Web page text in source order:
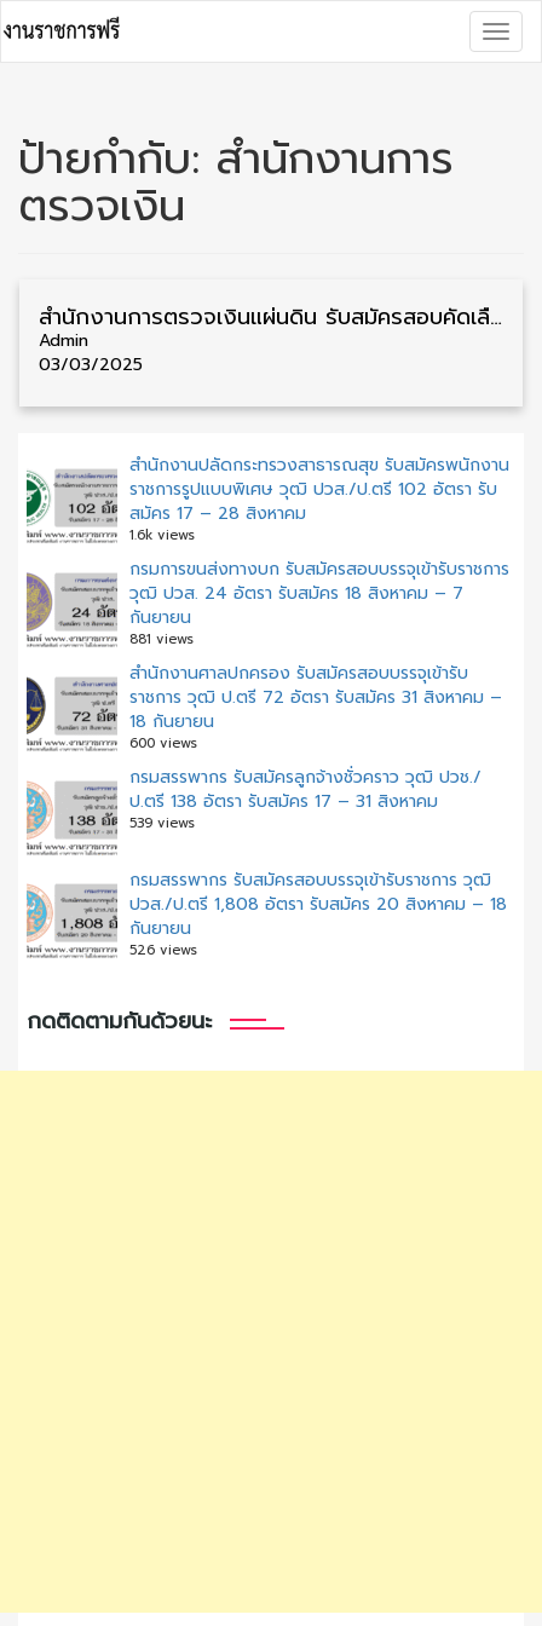
to
content
ป้ายกำกับ: สำนักงานการ
ตรวจเงิน
สำนักงานการตรวจเงินแผ่นดิน รับสมัครสอบคัดเลือกบรรจุเป็นลูกจ้าง วุฒิ ปวช./ป.ตรี 17 อัตรา รับสมัคร 3 – 21 มีนาคม
Admin
03/03/2025
สำนักงานปลัดกระทรวงสาธารณสุข รับสมัครพนักงาน
ราชการรูปแบบพิเศษ วุฒิ ปวส./ป.ตรี 102 อัตรา รับ
สมัคร 17 – 28 สิงหาคม
1.6k views
กรมการขนส่งทางบก รับสมัครสอบบรรจุเข้ารับราชการ
วุฒิ ปวส. 24 อัตรา รับสมัคร 18 สิงหาคม – 7
กันยายน
881 views
สํานักงานศาลปกครอง รับสมัครสอบบรรจุเข้ารับ
ราชการ วุฒิ ป.ตรี 72 อัตรา รับสมัคร 31 สิงหาคม –
18 กันยายน
600 views
กรมสรรพากร รับสมัครลูกจ้างชั่วคราว วุฒิ ปวช./
ป.ตรี 138 อัตรา รับสมัคร 17 – 31 สิงหาคม
539 views
กรมสรรพากร รับสมัครสอบบรรจุเข้ารับราชการ วุฒิ
ปวส./ป.ตรี 1,808 อัตรา รับสมัคร 20 สิงหาคม – 18
กันยายน
526 views
กดติดตามกันด้วยนะ